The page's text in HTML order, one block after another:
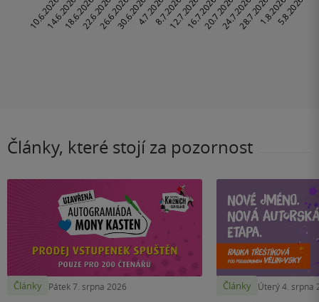
Články, které stojí za pozornost
Články Pátek 7. srpna 2026 Články Úterý 4. srpna